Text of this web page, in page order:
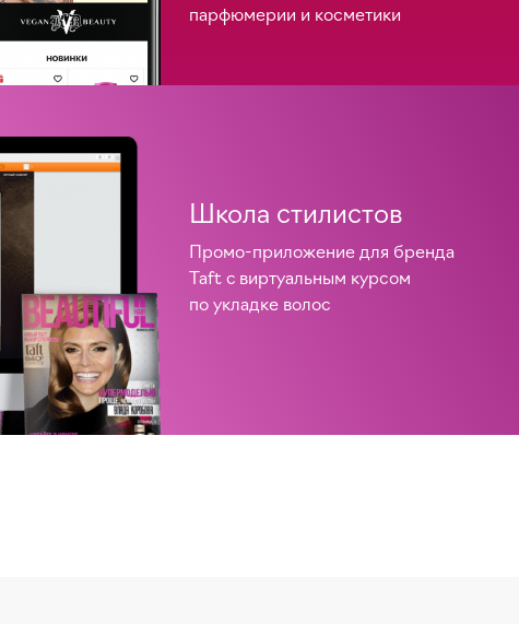
парфюмерии и косметики
Школа стилистов
Промо-приложение для бренда
Taft c виртуальным курсом
по укладке волос